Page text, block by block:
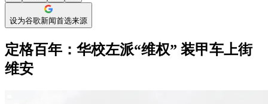
设为谷歌新闻首选来源
定格百年：华校左派“维权” 装甲车上街
维安